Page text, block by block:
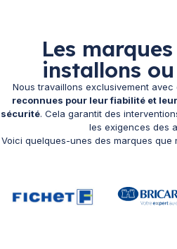
Les
installons
Nous travaillons exclusivement avec
reconnues pour leur fiabilité et
sécurité. Cela garantit des
les exigences des
Voici quelques-unes des marques que